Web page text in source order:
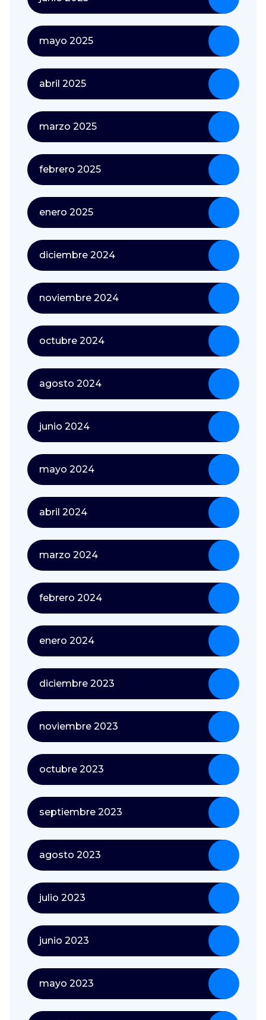
mayo 2025
abril 2025
marzo 2025
febrero 2025
enero 2025
diciembre 2024
noviembre 2024
octubre 2024
agosto 2024
junio 2024
mayo 2024
abril 2024
marzo 2024
febrero 2024
enero 2024
diciembre 2023
noviembre 2023
octubre 2023
septiembre 2023
agosto 2023
julio 2023
junio 2023
mayo 2023